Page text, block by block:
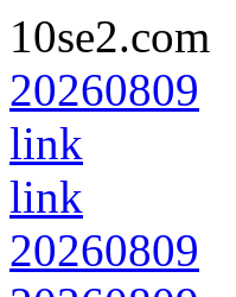
10se2.com
20260809
link
link
20260809